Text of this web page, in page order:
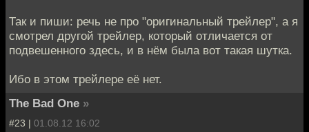
Так и пиши: речь не про "оригинальный трейлер", а я
смотрел другой трейлер, который отличается от
подвешенного здесь, и в нём была вот такая шутка.
Ибо в этом трейлере её нет.
The Bad One »
#23 | 01.08.12 16:02